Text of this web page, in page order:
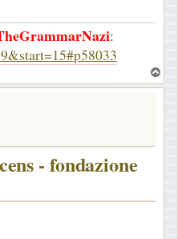
:
o
- fondazione